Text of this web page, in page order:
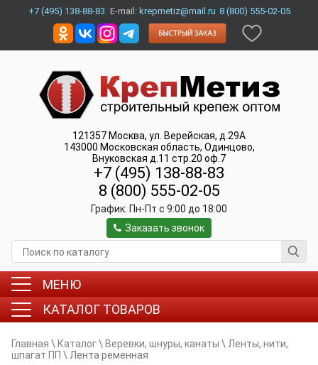
+7 (495) 138-88-83 E-mail: krepmetiz@mail.ru 8 (800) 555-02-05
121357 Москва, ул. Верейская, д.29А
143000 Московская область, Одинцово,
Внуковская д.11 стр.20 оф.7
+7 (495) 138-88-83
8 (800) 555-02-05
График: Пн-Пт c 9:00 до 18:00
Заказать звонок
МЕНЮ
КАТАЛОГ ТОВАРОВ
Главная \ Каталог\ Веревки, шнуры, канаты \ Ленты, нити,
шпагат ПП \ Лента ременная